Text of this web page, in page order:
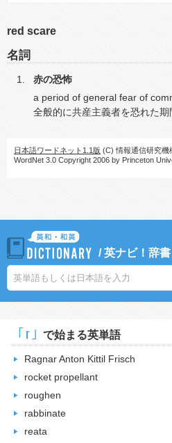
red scare
名詞
赤の恐怖
a period of general fear of
全般的に共産主義者を恐れた期
日本語ワードネット1.1版 (C) 情報通信研究機
WordNet 3.0 Copyright 2006 by Princeton
/英ナビ！辞書
｢r｣ で始まる英単語
Ragnar Anton Kittil Frisch
rocket propellant
roughen
rabbinate
reata